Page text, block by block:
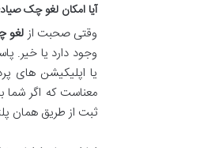
آیا امکان لغو چک
وقتی صحبت ازلغو
وجود دارد یا خیر.
یا اپلیکیشن های
معناست که اگر شما
ثبت از طریق همان